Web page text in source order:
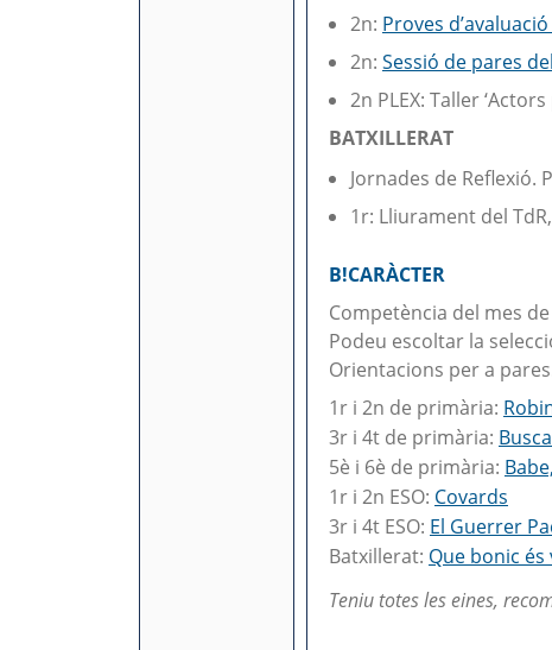
2n: Proves
2n: Sessió de pares
2n PLEX: Taller
BATXILLERAT
Jornades de Reflexió.
1r: Lliurament del
B!CARÀCTER
Competència del mes
Podeu escoltar la
Orientacions per a
1r i 2n de primària:
3r i 4t de primària:
5è i 6è de primària:
1r i 2n ESO: Covards
3r i 4t ESO: El Guerrer
Batxillerat: Que bonic és
Teniu totes les eines,